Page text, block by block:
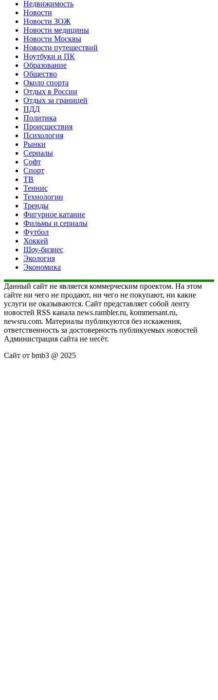
Недвижимость
Новости
Новости ЗОЖ
Новости медицины
Новости Москвы
Новости путешествий
Ноутбуки и ПК
Образование
Общество
Около спорта
Отдых в России
Отдых за границей
ПДД
Политика
Происшествия
Психология
Рынки
Сериалы
Софт
Спорт
ТВ
Теннис
Технологии
Тренды
Фигурное катание
Фильмы и сериалы
Футбол
Хоккей
Шоу-бизнес
Экология
Экономика
Данный сайт не является коммерческим проектом. На этом
сайте ни чего не продают, ни чего не покупают, ни какие
услуги не оказываются. Сайт представляет собой ленту
новостей RSS канала news.rambler.ru, kommersant.ru,
newsru.com. Материалы публикуются без искажения,
ответственность за достоверность публикуемых новостей
Администрация сайта не несёт.
Сайт от bmb3 @ 2025